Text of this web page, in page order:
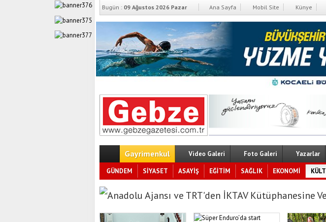
Bugün : 09 Ağustos 2026 Pazar Ana Sayfa Mobil Site Künye
Gayrimenkul Video Galeri Foto Galeri Yazarlar
GÜNDEM SİYASET ASAYİŞ EĞİTİM SAĞLIK EKONOMİ
Anadolu Ajansı ve TRT'den İKTAV Kütüphanesine